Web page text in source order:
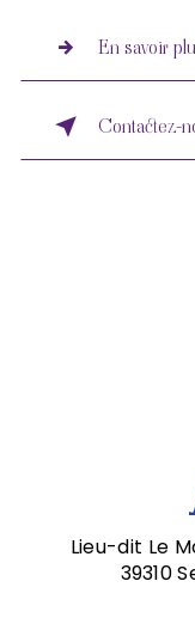
En savoir
Contactez-
Lieu-dit Le
39310